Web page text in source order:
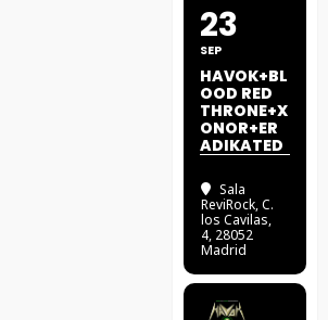
23
SEP
HAVOK+BL
OOD RED
THRONE+X
ONOR+ER
ADIKATED
Sala
ReviRock, C.
los Cavilas,
4, 28052
Madrid